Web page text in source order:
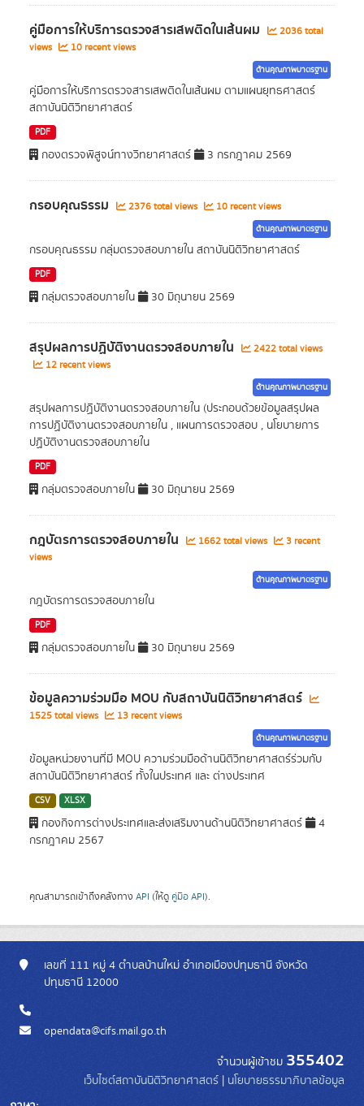
คู่มือการให้บริการตรวจสารเสพติดในเส้นผม
2036 total
views
10 recent views
ด้านคุณภาพมาตรฐาน
คู่มือการให้บริการตรวจสารเสพติดในเส้นผม ตามแผนยุทธศาสตร์
สถาบันนิติวิทยาศาสตร์
PDF
กองตรวจพิสูจน์ทางวิทยาศาสตร์ 3 กรกฎาคม 2569
กรอบคุณธรรม 2376 total views 10 recent views
ด้านคุณภาพมาตรฐาน
กรอบคุณธรรม กลุ่มตรวจสอบภายใน สถาบันนิติวิทยาศาสตร์
PDF
กลุ่มตรวจสอบภายใน 30 มิถุนายน 2569
สรุปผลการปฏิบัติงานตรวจสอบภายใน
2422 total views
12 recent views
ด้านคุณภาพมาตรฐาน
สรุปผลการปฏิบัติงานตรวจสอบภายใน (ประกอบด้วยข้อมูลสรุปผล
การปฏิบัติงานตรวจสอบภายใน , แผนการตรวจสอบ , นโยบายการ
ปฏิบัติงานตรวจสอบภายใน
PDF
กลุ่มตรวจสอบภายใน 30 มิถุนายน 2569
กฎบัตรการตรวจสอบภายใน 1662 total views
3 recent
views
ด้านคุณภาพมาตรฐาน
กฎบัตรการตรวจสอบภายใน
PDF
กลุ่มตรวจสอบภายใน 30 มิถุนายน 2569
ข้อมูลความร่วมมือ MOU กับสถาบันนิติวิทยาศาสตร์
1525 total views 13 recent views
ด้านคุณภาพมาตรฐาน
ข้อมูลหน่วยงานที่มี MOU ความร่วมมือด้านนิติวิทยาศาสตร์ร่วมกับ
สถาบันนิติวิทยาศาสตร์ ทั้งในประเทศ และ ต่างประเทศ
CSV XLSX
กองกิจการต่างประเทศและส่งเสริมงานด้านนิติวิทยาศาสตร์
4
กรกฎาคม 2567
คุณสามารถเข้าถึงคลังทาง API (ให้ดู คู่มือ API).
เลขที่ 111 หมู่ 4 ตำบลบ้านใหม่ อำเภอเมืองปทุมธานี จังหวัด
ปทุมธานี 12000
opendata@cifs.mail.go.th
จำนวนผู้เข้าชม 355402
เว็บไซต์สถาบันนิติวิทยาศาสตร์ | นโยบายธรรมาภิบาลข้อมูล